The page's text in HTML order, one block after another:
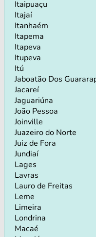
Itaipuaçu
Itajaí
Itanhaém
Itapema
Itapeva
Itupeva
Itú
Jaboatão Dos
Jacareí
Jaguariúna
João Pessoa
Joinville
Juazeiro do Norte
Juiz de Fora
Jundiaí
Lages
Lavras
Lauro de Freitas
Leme
Limeira
Londrina
Macaé